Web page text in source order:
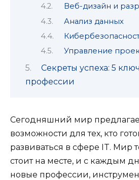
Веб-дизайн и
Анализ данных
Управление
Секреты успеха: 5
профессии
Сегодняшний мир
возможности для тех, кто
развиваться в сфере IT. Мир
стоит на месте, и с каждым
новые профессии,